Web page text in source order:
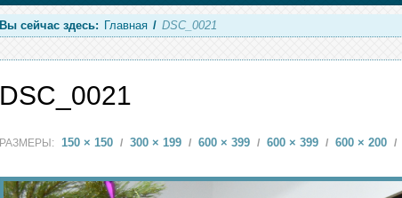
Вы сейчас здесь: Главная / DSC_0021
DSC_0021
РАЗМЕРЫ: 150 × 150 / 300 × 199 / 600 × 399 / 600 × 399 / 600 × 200 /